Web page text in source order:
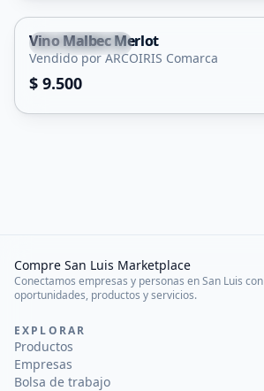
San Francisco
Vino Malbec Merlot
Vendido por ARCOIRIS Comarca
$ 9.500
Compre San Luis Marketplace
Conectamos empresas y personas en San Luis con
oportunidades, productos y servicios.
EXPLORAR
Productos
Empresas
Bolsa de trabajo